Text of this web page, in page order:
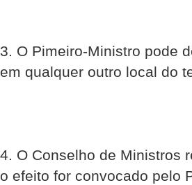
3. O Pimeiro-Ministro pode
em qualquer outro local do
4. O Conselho de Ministros
o efeito for convocado pelo